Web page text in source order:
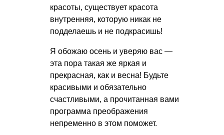
красоты, существует красота
внутренняя, которую никак не
подделаешь и не подкрасишь!
Я обожаю осень и уверяю вас —
эта пора такая же яркая и
прекрасная, как и весна! Будьте
красивыми и обязательно
счастливыми, а прочитанная вами
программа преображения
непременно в этом поможет.